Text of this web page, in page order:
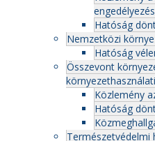
Hatóság
Nemzetközi
Hatóság
Összevont
Közlemény
Hatóság
Természetvédelmi